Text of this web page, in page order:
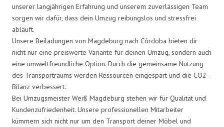
unserer langjährigen Erfahrung und unserem zuverlässigen Team
sorgen wir dafür, dass dein Umzug reibungslos und stressfrei
abläuft.
Unsere Beiladungen von Magdeburg nach Córdoba bieten dir
nicht nur eine preiswerte Variante für deinen Umzug, sondern auch
eine umweltfreundliche Option. Durch die gemeinsame Nutzung
des Transportraums werden Ressourcen eingespart und die CO2-
Bilanz verbessert.
Bei Umzugsmeister Weiß Magdeburg stehen wir für Qualität und
Kundenzufriedenheit. Unsere professionellen Mitarbeiter
kümmern sich nicht nur um den Transport deiner Möbel und